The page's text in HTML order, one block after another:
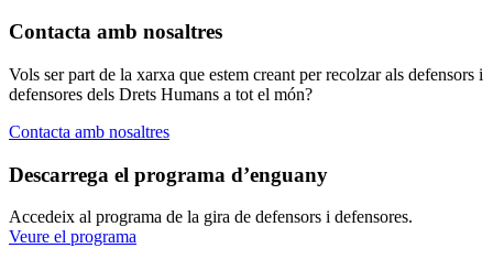
Contacta amb nosaltres
Vols ser part de la xarxa que estem creant per recolzar als defensors i
defensores dels Drets Humans a tot el món?
Contacta amb nosaltres
Descarrega el programa d’enguany
Accedeix al programa de la gira de defensors i defensores.
Veure el programa